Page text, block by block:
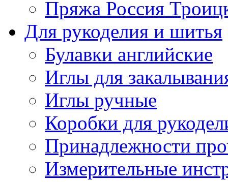
Пряжа Россия
Для рукоделия и шитья
Булавки английские
Иглы для
Иглы ручные
Коробки для
Принадлежности
Измерительные